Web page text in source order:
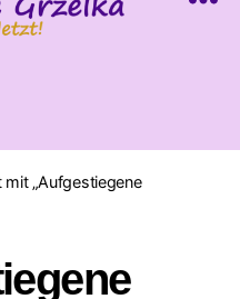
„Aufgestiegene